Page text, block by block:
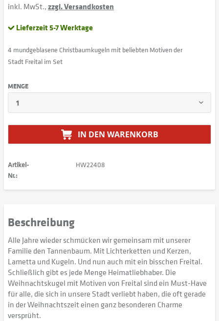
inkl. MwSt.,zzgl. Versandkosten
Lieferzeit 5-7 Werktage
4 mundgeblasene Christbaumkugeln mit beliebten Motiven der
Stadt Freital im Set
MENGE
IN DEN WARENKORB
Artikel-
Nr.:
HW22408
Beschreibung
Alle Jahre wieder schmücken wir gemeinsam mit unserer
Familie den Tannenbaum. Mit Lichterketten und Kerzen,
Lametta und Kugeln. Und nun auch mit ein bisschen Freital.
Schließlich gibt es jede Menge Heimatliebhaber. Die
Weihnachtskugel mit Motiven von Freital sind ein Must-Have
für alle, die sich in unsere Stadt verliebt haben, die oft gerade
in der Weihnachtszeit einen ganz besonderen Charme
versprüht.